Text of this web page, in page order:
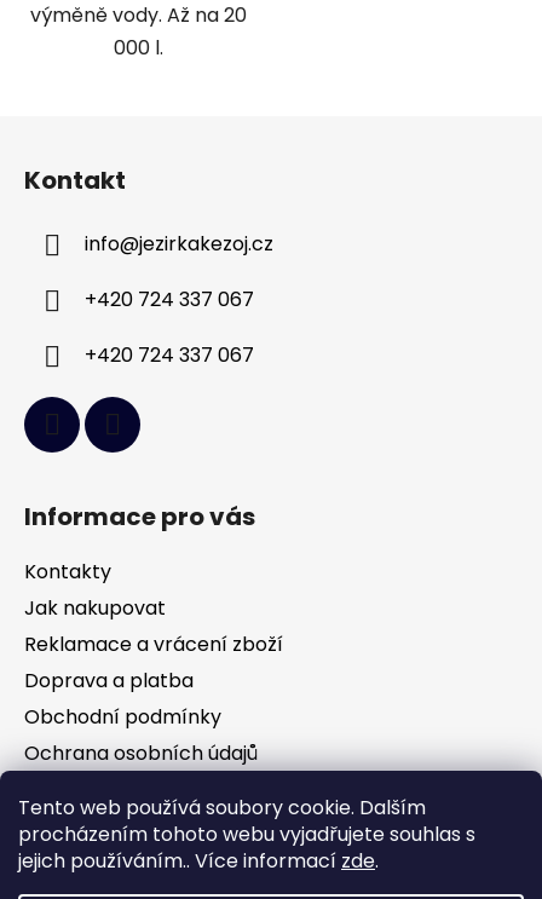
Tento web používá soubory cookie. Dalším
procházením tohoto webu vyjadřujete souhlas s
jejich používáním.. Více informací zde.
výměně vody. Až na 20
000 l.
Kontakt
info@jezirkakezoj.cz
+420 724 337 067
+420 724 337 067
Informace pro vás
Kontakty
Jak nakupovat
Reklamace a vrácení zboží
Doprava a platba
Obchodní podmínky
Ochrana osobních údajů
Facebook